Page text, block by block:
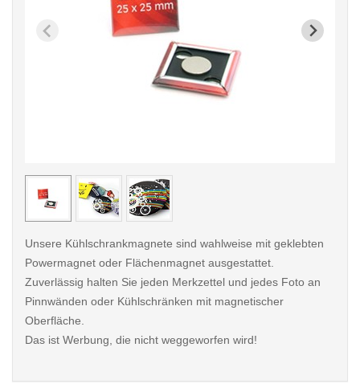
< /picture>
Unsere Kühlschrankmagnete sind wahlweise mit geklebten
Powermagnet oder Flächenmagnet ausgestattet.
Zuverlässig halten Sie jeden Merkzettel und jedes Foto an
Pinnwänden oder Kühlschränken mit magnetischer
Oberfläche.
Das ist Werbung, die nicht weggeworfen wird!